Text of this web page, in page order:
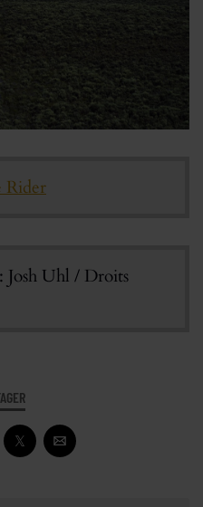
Rider
Josh Uhl / Droits